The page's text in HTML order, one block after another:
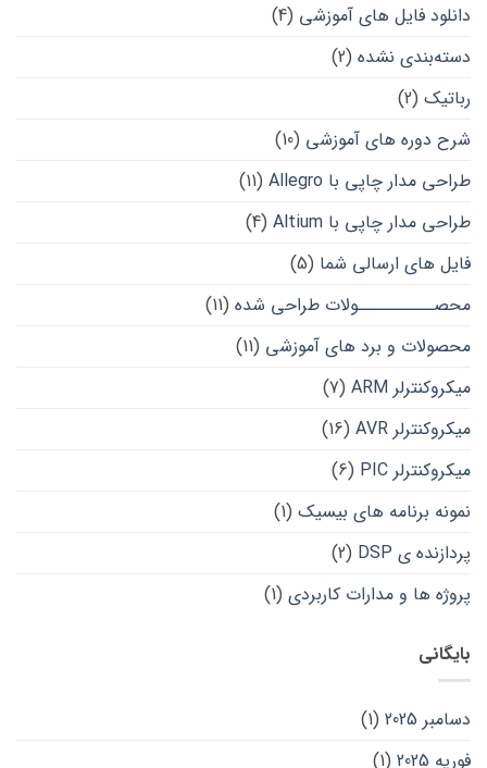
دانلود فایل های آموزشی (4)
دسته‌بندی نشده (2)
رباتیک (2)
شرح دوره های آموزشی (10)
طراحی مدار چاپی با Allegro
(11)
طراحی مدار چاپی با Altium
(4)
فایل های ارسالی شما (5)
محصــــــــــولات طراحی شده (11)
محصولات و برد های آموزشی (11)
میکروکنترلر ARM
(7)
میکروکنترلر AVR
(16)
میکروکنترلر PIC
(6)
نمونه برنامه های بیسیک (1)
پردازنده ی DSP
(2)
پروژه ها و مدارات کاربردی (1)
بایگانی
دسامبر 2025
(1)
فوریه 2025
(1)